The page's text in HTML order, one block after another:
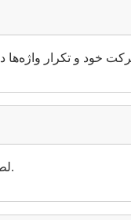
لطفاً به نفع خودتان، آگهی‌های خود را در دسته‌بندی‌های صحیح قرار دهید.